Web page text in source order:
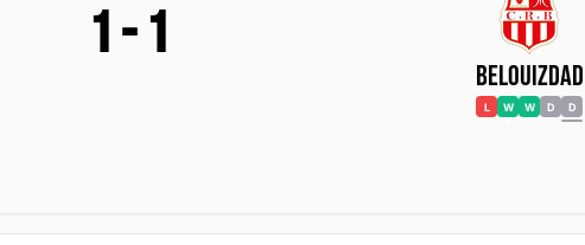
1- 1
Belouizdad
L W W D D